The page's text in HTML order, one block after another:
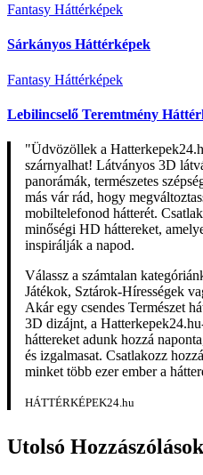
Fantasy Háttérképek
Sárkányos Háttérképek
Fantasy Háttérképek
Lebilincselő Teremtmény
"Üdvözöllek a
szárnyalhat! Látványos 3D
panorámák, természetes
más vár rád, hogy
mobiltelefonod hátterét.
minőségi HD háttereket,
inspirálják a napod.
Válassz a számtalan
Játékok, Sztárok-Hírességek
Akár egy csendes Természet
3D dizájnt, a
háttereket adunk hozzá
és izgalmasat. Csatlakozz
minket több ezer ember a
HÁTTÉRKÉPEK24.hu
Utolsó Hozzászólások